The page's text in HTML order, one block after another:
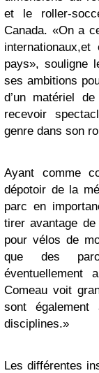
et le roller-
Canada. «On a
pays», souligne
ses ambitions
d’un matériel
recevoir
genre dans son
Ayant comme
dépotoir de la
parc en
tirer avantage
pour vélos de
que des
éventuellement
Comeau voit
sont
disciplines.»
Les différentes